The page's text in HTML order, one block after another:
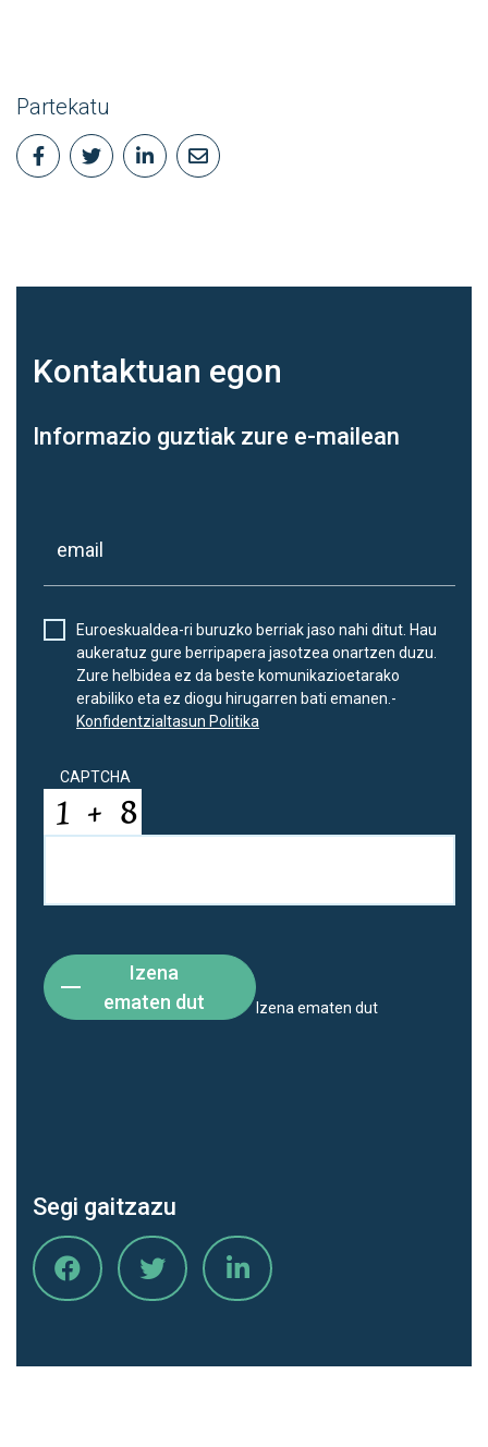
Partekatu
Kontaktuan egon
Informazio guztiak zure e-mailean
Euroeskualdea-ri buruzko berriak jaso nahi ditut. Hau
aukeratuz gure berripapera jasotzea onartzen duzu.
Zure helbidea ez da beste komunikazioetarako
erabiliko eta ez diogu hirugarren bati emanen.-
Konfidentzialtasun Politika
CAPTCHA
Izena
ematen dut
Izena ematen dut
Segi gaitzazu